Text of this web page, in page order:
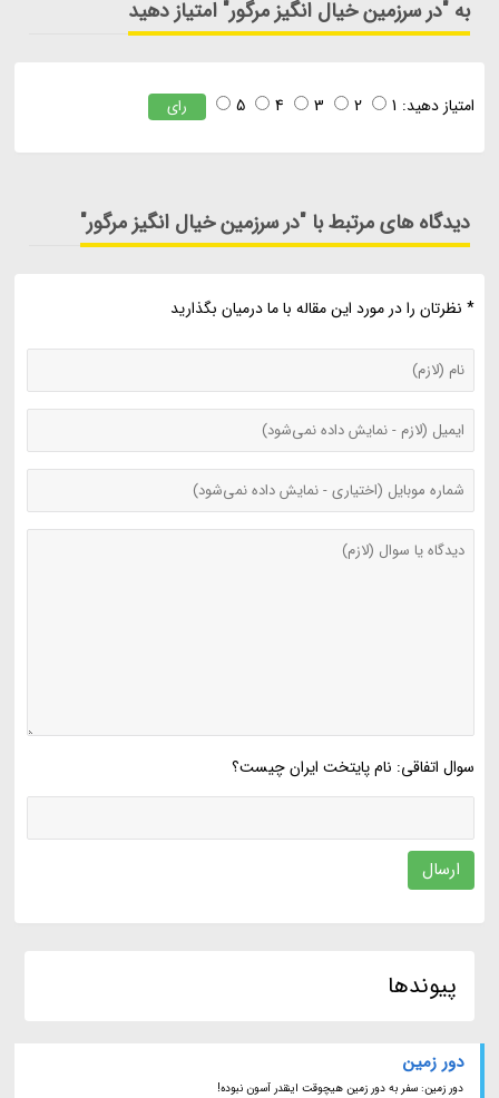
به "در سرزمین خیال انگیز مرگور" امتیاز دهید
امتیاز دهید: 1
2
3
4
5 رای
دیدگاه های مرتبط با "در سرزمین خیال انگیز مرگور"
* نظرتان را در مورد این مقاله با ما درمیان بگذارید
سوال اتفاقی: نام پایتخت ایران چیست؟
ارسال
پیوندها
دور زمین
دور زمین: سفر به دور زمین هیچوقت اینقدر آسون نبوده!